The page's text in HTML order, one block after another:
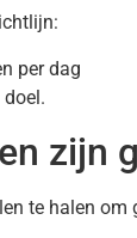
per dag
zijn
te halen om